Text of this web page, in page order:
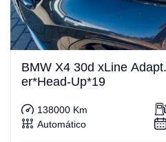
BMW X4 30d xLine
er*Head-Up*19
138000 Km
Automático